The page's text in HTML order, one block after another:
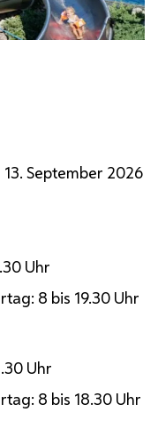
September 2026
Uhr
8 bis 19.30 Uhr
Uhr
8 bis 18.30 Uhr